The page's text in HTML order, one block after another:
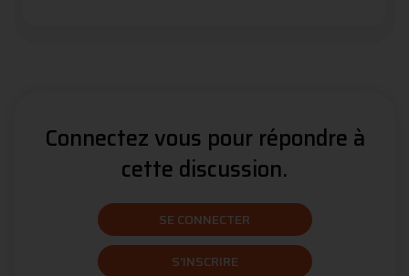
Connectez vous pour répondre à
cette discussion.
SE CONNECTER
S'INSCRIRE